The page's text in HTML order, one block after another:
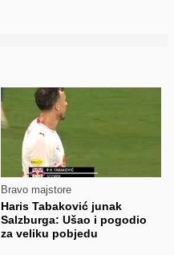
Bravo majstore
Haris Tabaković junak
Salzburga: Ušao i pogodio
za veliku pobjedu